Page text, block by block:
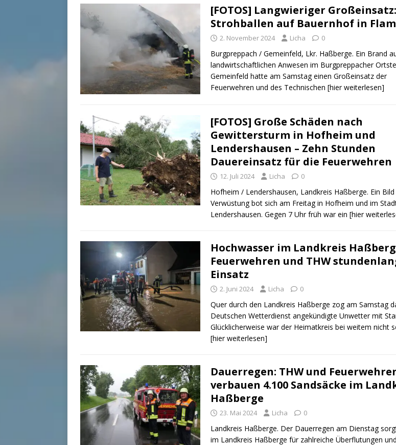
[FOTOS] Langwieriger
Strohballen auf Bauernhof in
2. November 2024 Licha 0
Burgpreppach / Gemeinfeld, Lkr. Haßberge. Ein Brand
landwirtschaftlichen Anwesen im Burgpreppacher
Gemeinfeld hatte am Samstag einen Großeinsatz der
Feuerwehren und des Technischen [hier weiterlesen]
[FOTOS] Große Schäden nach
Gewittersturm in Hofheim und
Lendershausen – Zehn Stunden
Dauereinsatz für die Feuerwehren
12. Juli 2024 Licha 0
Hofheim / Lendershausen, Landkreis Haßberge. Ein
Verwüstung bot sich am Freitag in Hofheim und im
Lendershausen. Gegen 7 Uhr früh war ein [hier
Hochwasser im Landkreis
Feuerwehren und THW
Einsatz
2. Juni 2024 Licha 0
Quer durch den Landkreis Haßberge zog am Samstag
Deutschen Wetterdienst angekündigte Unwetter mit
Glücklicherweise war der Heimatkreis bei weitem nicht
[hier weiterlesen]
Dauerregen: THW und
verbauen 4.100 Sandsäcke im
Haßberge
23. Mai 2024 Licha 0
Landkreis Haßberge. Der Dauerregen am Dienstag
im Landkreis Haßberge für zahlreiche Überflutungen und